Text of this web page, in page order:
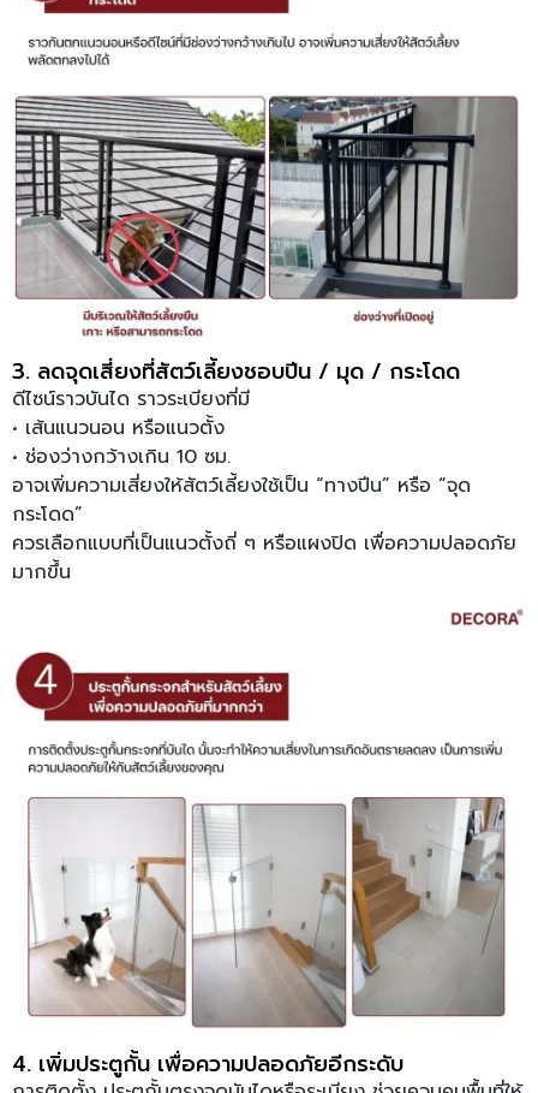
3. ลดจุดเสี่ยงที่สัตว์เลี้ยงชอบปีน / มุด / กระโดด
ดีไซน์ราวบันได ราวระเบียงที่มี
• เส้นแนวนอน หรือแนวตั้ง
• ช่องว่างกว้างเกิน 10 ซม.
อาจเพิ่มความเสี่ยงให้สัตว์เลี้ยงใช้เป็น “ทางปีน” หรือ “จุด
กระโดด”
ควรเลือกแบบที่เป็นแนวตั้งถี่ ๆ หรือแผงปิด เพื่อความปลอดภัย
มากขึ้น
4. เพิ่มประตูกั้น เพื่อความปลอดภัยอีกระดับ